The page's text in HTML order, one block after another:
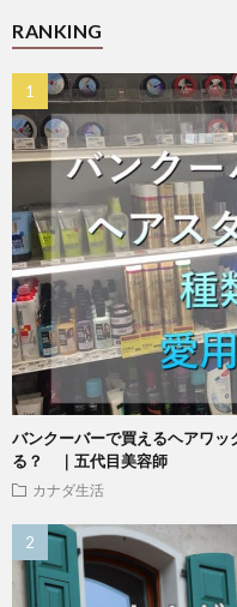
RANKING
バンクーバーで買えるヘアワ
る？ ｜五代目美容師
カナダ生活